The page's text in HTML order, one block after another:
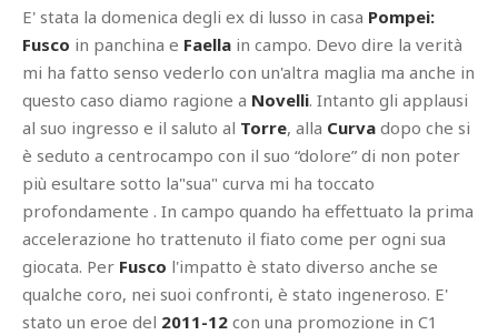
E' stata la domenica degli ex di lusso in casa Pompei:
Fusco in panchina e Faella in campo. Devo dire la verità
mi ha fatto senso vederlo con un'altra maglia ma anche in
questo caso diamo ragione a Novelli. Intanto gli applausi
al suo ingresso e il saluto al Torre, alla Curva dopo che si
è seduto a centrocampo con il suo “dolore” di non poter
più esultare sotto la"sua" curva mi ha toccato
profondamente . In campo quando ha effettuato la prima
accelerazione ho trattenuto il fiato come per ogni sua
giocata. Per Fusco l'impatto è stato diverso anche se
qualche coro, nei suoi confronti, è stato ingeneroso. E'
stato un eroe del 2011-12 con una promozione in C1